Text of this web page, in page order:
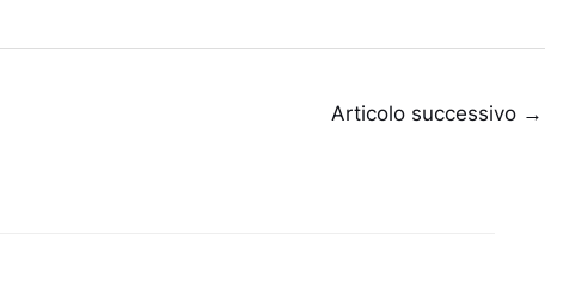
Articolo successivo →